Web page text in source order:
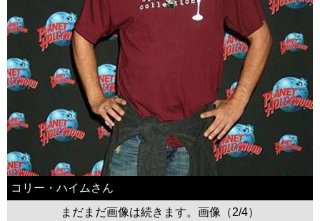
コリー・ハイムさん
まだまだ画像は続きます。画像（2/4）